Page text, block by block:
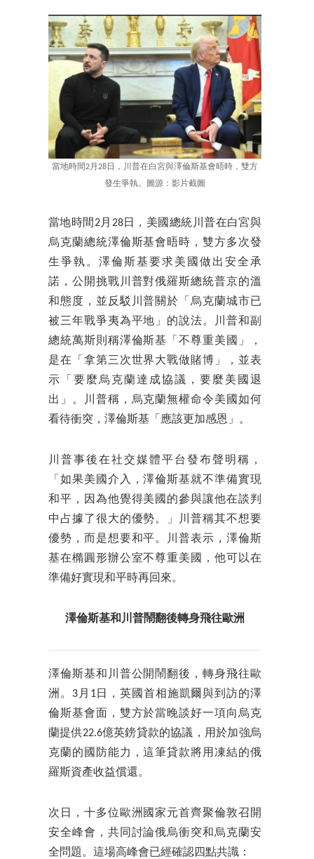
當地時間2月28日，川普在白宮與澤倫斯基會晤時，雙方
發生爭執。圖源：影片截圖
當地時間2月28日，美國總統川普在白宮與
烏克蘭總統澤倫斯基會晤時，雙方多次發
生爭執。澤倫斯基要求美國做出安全承
諾，公開挑戰川普對俄羅斯總統普京的溫
和態度，並反駁川普關於「烏克蘭城市已
被三年戰爭夷為平地」的說法。川普和副
總統萬斯則稱澤倫斯基「不尊重美國」，
是在「拿第三次世界大戰做賭博」，並表
示「要麼烏克蘭達成協議，要麼美國退
出」。川普稱，烏克蘭無權命令美國如何
看待衝突，澤倫斯基「應該更加感恩」。
川普事後在社交媒體平台發布聲明稱，
「如果美國介入，澤倫斯基就不準備實現
和平，因為他覺得美國的參與讓他在談判
中占據了很大的優勢。」川普稱其不想要
優勢，而是想要和平。川普表示，澤倫斯
基在橢圓形辦公室不尊重美國，他可以在
準備好實現和平時再回來。
澤倫斯基和川普鬧翻後轉身飛往歐洲
澤倫斯基和川普公開鬧翻後，轉身飛往歐
洲。3月1日，英國首相施凱爾與到訪的澤
倫斯基會面，雙方於當晚談好一項向烏克
蘭提供22.6億英鎊貸款的協議，用於加強烏
克蘭的國防能力，這筆貸款將用凍結的俄
羅斯資產收益償還。
次日，十多位歐洲國家元首齊聚倫敦召開
安全峰會，共同討論俄烏衝突和烏克蘭安
全問題。這場高峰會已經確認四點共識：